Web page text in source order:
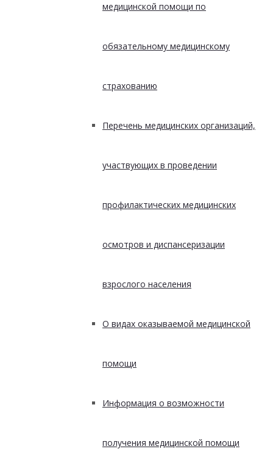
медицинской помощи по
обязательному медицинскому
страхованию
Перечень медицинских организаций,
участвующих в проведении
профилактических медицинских
осмотров и диспансеризации
взрослого населения
О видах оказываемой медицинской
помощи
Информация о возможности
получения медицинской помощи